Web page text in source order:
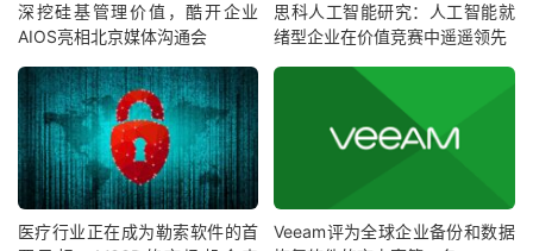
深挖硅基管理价值，酷开企业
AIOS亮相北京媒体沟通会
思科人工智能研究：人工智能就
绪型企业在价值竞赛中遥遥领先
医疗行业正在成为勒索软件的首
Veeam评为全球企业备份和数据